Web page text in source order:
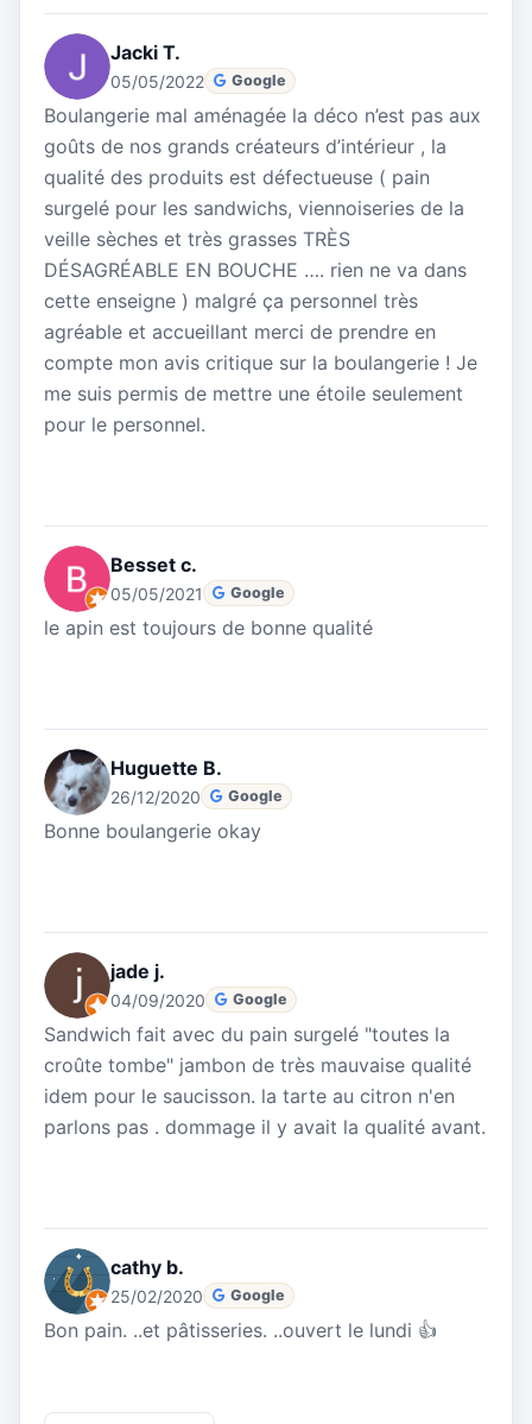
Jacki T.
05/05/2022 Google
Boulangerie mal aménagée la déco n’est pas aux
goûts de nos grands créateurs d’intérieur , la
qualité des produits est défectueuse ( pain
surgelé pour les sandwichs, viennoiseries de la
veille sèches et très grasses TRÈS
DÉSAGRÉABLE EN BOUCHE …. rien ne va dans
cette enseigne ) malgré ça personnel très
agréable et accueillant merci de prendre en
compte mon avis critique sur la boulangerie ! Je
me suis permis de mettre une étoile seulement
pour le personnel.
Besset c.
05/05/2021 Google
le apin est toujours de bonne qualité
Huguette B.
26/12/2020 Google
Bonne boulangerie okay
jade j.
04/09/2020 Google
Sandwich fait avec du pain surgelé "toutes la
croûte tombe" jambon de très mauvaise qualité
idem pour le saucisson. la tarte au citron n'en
parlons pas . dommage il y avait la qualité avant.
cathy b.
25/02/2020 Google
Bon pain. ..et pâtisseries. ..ouvert le lundi 👍